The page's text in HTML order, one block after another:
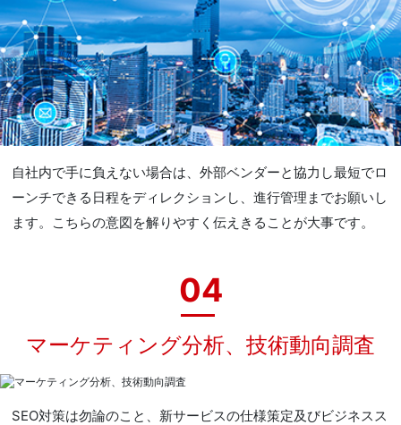
自社内で手に負えない場合は、外部ベンダーと協力し最短でロ
ーンチできる日程をディレクションし、進行管理までお願いし
ます。こちらの意図を解りやすく伝えきることが大事です。
04
マーケティング分析、技術動向調査
SEO対策は勿論のこと、新サービスの仕様策定及びビジネスス